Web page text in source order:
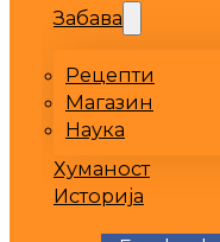
Забава
Рецепти
Магазин
Наука
Хуманост
Историја